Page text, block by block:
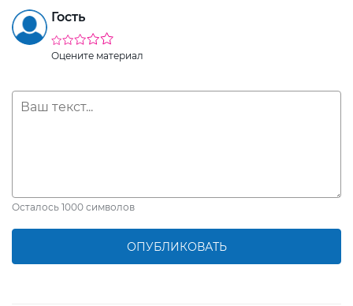
Гость
Оцените материал
Осталось 1000 символов
ОПУБЛИКОВАТЬ